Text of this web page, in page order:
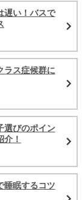
遅い！バスで
ラス症候群に
選びのポイン
介！
睡眠するコツ